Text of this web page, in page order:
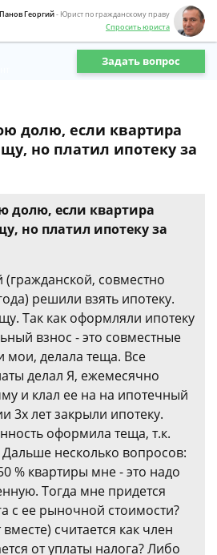
Панов Георгий- Юрист по гражданскому праву
Спросить юриста
Задать вопрос
долю, если квартира
но платил ипотеку за
долю, если квартира
но платил ипотеку за
(гражданской, совместно
решили взять ипотеку.
Так как оформляли ипотеку
взнос - это совместные
делала теща. Все
делал Я, ежемесячно
и клал ее на на ипотечный
3х лет закрыли ипотеку.
оформила теща, т.к.
несколько вопросов:
% квартиры мне - это надо
Тогда мне придется
с ее рыночной стоимости?
считается как член
от уплаты налога? Либо